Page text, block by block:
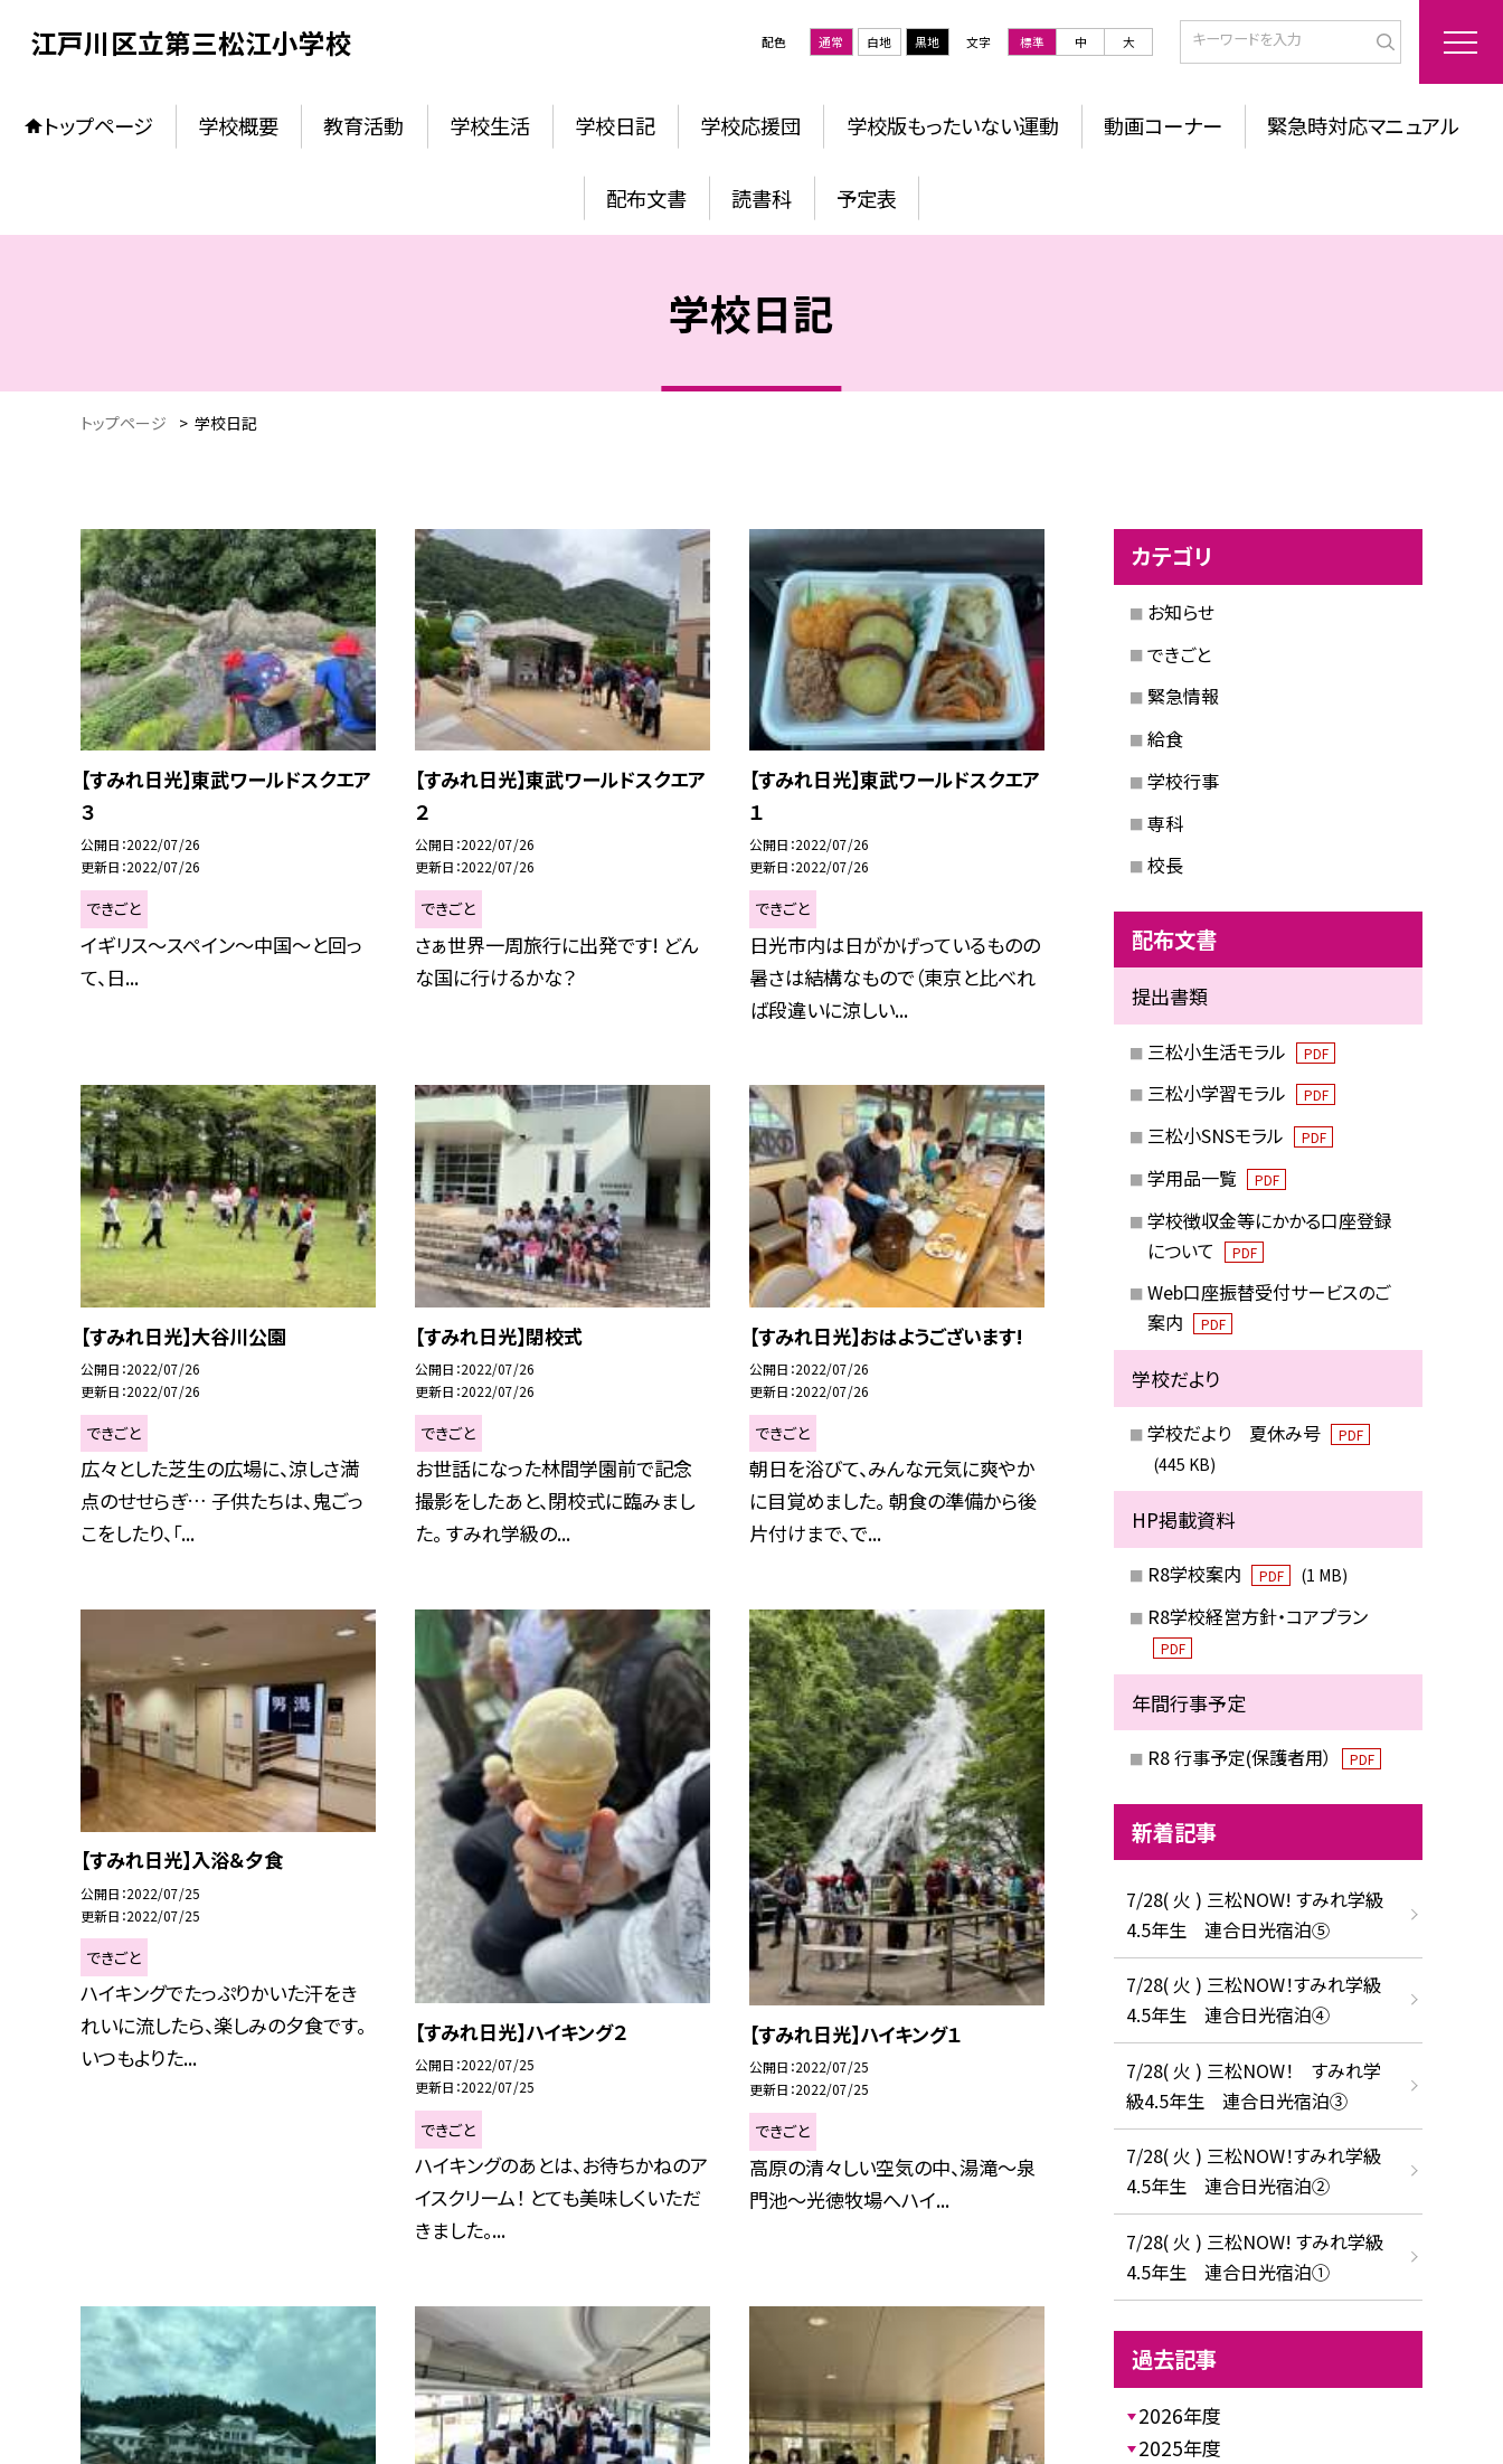
江戸川区立第三松江小学校 配色 通常 白地 黒地 文字 標準 中 大
トップページ 学校概要 教育活動 学校生活 学校日記 学校応援団 学校版もったいない運動 動画コーナー 緊急時対応マニュアル
配布文書 読書科 予定表
学校日記
トップページ > 学校日記
【すみれ日光】東武ワールドスクエア
３
公開日 2022/07/26
更新日 2022/07/26
できごと
イギリス〜スペイン〜中国〜と回っ
て、日...
【すみれ日光】東武ワールドスクエア
２
公開日 2022/07/26
更新日 2022/07/26
できごと
さぁ世界一周旅行に出発です! どん
な国に行けるかな？
【すみれ日光】東武ワールドスクエア
１
公開日 2022/07/26
更新日 2022/07/26
できごと
日光市内は日がかげっているものの
暑さは結構なもので（東京と比べれ
ば段違いに涼しい...
【すみれ日光】大谷川公園
公開日 2022/07/26
更新日 2022/07/26
できごと
広々とした芝生の広場に、涼しさ満
点のせせらぎ… 子供たちは、鬼ごっ
こをしたり、「...
【すみれ日光】閉校式
公開日 2022/07/26
更新日 2022/07/26
できごと
お世話になった林間学園前で記念
撮影をしたあと、閉校式に臨みまし
た。 すみれ学級の...
【すみれ日光】おはようございます!
公開日 2022/07/26
更新日 2022/07/26
できごと
朝日を浴びて、みんな元気に爽やか
に目覚めました。 朝食の準備から後
片付けまで、で...
【すみれ日光】入浴＆夕食
公開日 2022/07/25
更新日 2022/07/25
できごと
ハイキングでたっぷりかいた汗をき
れいに流したら、楽しみの夕食です。
いつもよりた...
【すみれ日光】ハイキング２
公開日 2022/07/25
更新日 2022/07/25
できごと
ハイキングのあとは、お待ちかねのア
イスクリーム！ とても美味しくいただ
きました。...
【すみれ日光】ハイキング１
公開日 2022/07/25
更新日 2022/07/25
できごと
高原の清々しい空気の中、湯滝〜泉
門池〜光徳牧場へハイ...
カテゴリ
お知らせ
できごと
緊急情報
給食
学校行事
専科
校長
配布文書
提出書類
三松小生活モラル PDF
三松小学習モラル PDF
三松小SNSモラル PDF
学用品一覧 PDF
学校徴収金等にかかる口座登録
について
PDF
Web口座振替受付サービスのご
案内
PDF
学校だより
学校だより 夏休み号 PDF
(445 KB)
HP掲載資料
R8学校案内 PDF (1 MB)
R8学校経営方針・コアプラン
PDF
年間行事予定
R8 行事予定(保護者用） PDF
新着記事
7/28( 火 ) 三松NOW! すみれ学級
4.5年生 連合日光宿泊⑤
7/28( 火 ) 三松NOW！すみれ学級
4.5年生 連合日光宿泊④
7/28( 火 ) 三松NOW！ すみれ学
級4.5年生 連合日光宿泊③
7/28( 火 ) 三松NOW！すみれ学級
4.5年生 連合日光宿泊②
7/28( 火 ) 三松NOW! すみれ学級
4.5年生 連合日光宿泊①
過去記事
2026年度
2025年度